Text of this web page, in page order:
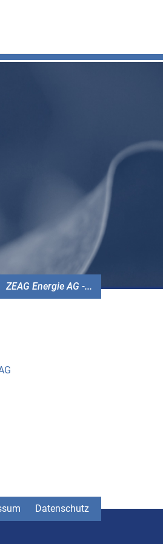
ZEAG Energie AG -...
Datenschutz